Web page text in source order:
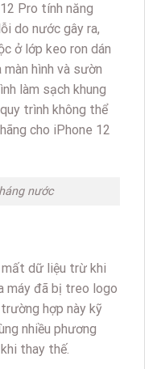
Pro tính năng
do nước gây ra,
ở lớp keo ron dán
hình và sườn
làm sạch khung
trình không thể
cho iPhone 12
nước
mất dữ liệu trừ khi
máy đã bị treo logo
hợp này kỹ
nhiều phương
thay thế.